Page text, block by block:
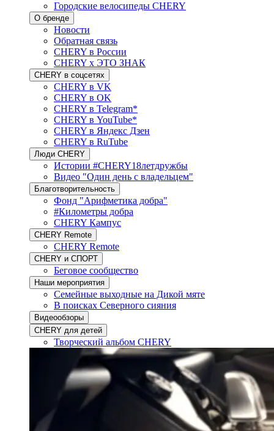
Городские велосипеды CHERY
О бренде
Новости
Обратная связь
CHERY в России
CHERY x ЭТО ЗНАК
CHERY в соцсетях
CHERY в VK
CHERY в OK
CHERY в Telegram*
CHERY в YouTube*
CHERY в Яндекс Дзен
CHERY в RuTube
Люди CHERY
Истории #CHERY18летдружбы
Видео "Один день с владельцем"
Благотворительность
Фонд "Арифметика добра"
#Километры добра
CHERY Кампус
CHERY Remote
CHERY Remote
CHERY и СПОРТ
Беговое сообщество
Наши мероприятия
Семейные выходные на Дикой мяте
В поисках Северного сияния
Видеообзоры
CHERY для детей
Творческий альбом CHERY